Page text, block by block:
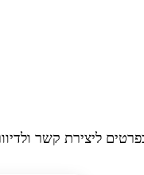
ליצירת קשר